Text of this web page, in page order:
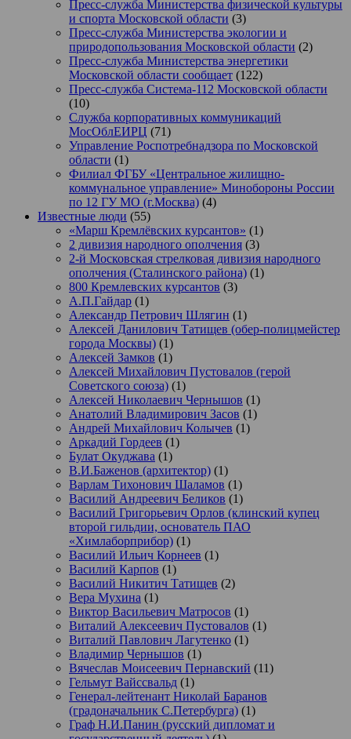
Пресс-служба Министерства физической культуры
и спорта Московской области (3)
Пресс-служба Министерства экологии и
природопользования Московской области (2)
Пресс-служба Министерства энергетики
Московской области сообщает (122)
Пресс-служба Система-112 Московской области
(10)
Служба корпоративных коммуникаций
МосОблЕИРЦ (71)
Управление Роспотребнадзора по Московской
области (1)
Филиал ФГБУ «Центральное жилищно-
коммунальное управление» Минобороны России
по 12 ГУ МО (г.Москва) (4)
Известные люди (55)
«Марш Кремлёвских курсантов» (1)
2 дивизия народного ополчения (3)
2-й Московская стрелковая дивизия народного
ополчения (Сталинского района) (1)
800 Кремлевских курсантов (3)
А.П.Гайдар (1)
Александр Петрович Шлягин (1)
Алексей Данилович Татищев (обер-полицмейстер
города Москвы) (1)
Алексей Замков (1)
Алексей Михайлович Пустовалов (герой
Советского союза) (1)
Алексей Николаевич Чернышов (1)
Анатолий Владимирович Засов (1)
Андрей Михайлович Колычев (1)
Аркадий Гордеев (1)
Булат Окуджава (1)
В.И.Баженов (архитектор) (1)
Варлам Тихонович Шаламов (1)
Василий Андреевич Беликов (1)
Василий Григорьевич Орлов (клинский купец
второй гильдии, основатель ПАО
«Химлаборприбор) (1)
Василий Ильич Корнеев (1)
Василий Карпов (1)
Василий Никитич Татищев (2)
Вера Мухина (1)
Виктор Васильевич Матросов (1)
Виталий Алексеевич Пустовалов (1)
Виталий Павлович Лагутенко (1)
Владимир Чернышов (1)
Вячеслав Моисеевич Пернавский (11)
Гельмут Вайссвальд (1)
Генерал-лейтенант Николай Баранов
(градоначальник С.Петербурга) (1)
Граф Н.И.Панин (русский дипломат и